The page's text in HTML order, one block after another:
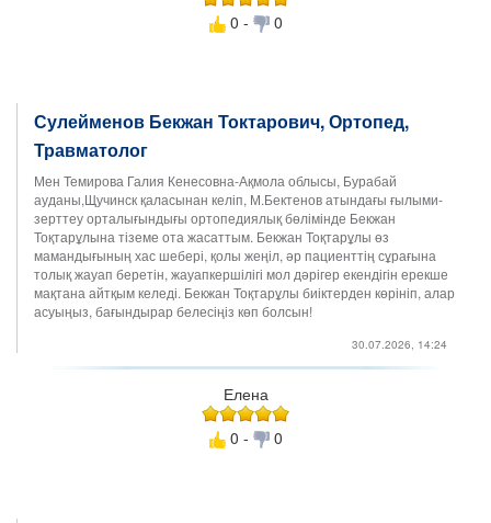
0 -
0
Сулейменов Бекжан Токтарович, Ортопед,
Травматолог
Мен Темирова Галия Кенесовна-Ақмола облысы, Бурабай
ауданы,Щучинск қаласынан келіп, М.Бектенов атындағы ғылыми-
зерттеу орталығындығы ортопедиялық бөлімінде Бекжан
Тоқтарұлына тіземе ота жасаттым. Бекжан Тоқтарұлы өз
мамандығының хас шебері, қолы жеңіл, әр пациенттің сұрағына
толық жауап беретін, жауапкершілігі мол дәрігер екендігін ерекше
мақтана айтқым келеді. Бекжан Тоқтарұлы биіктерден көрініп, алар
асуыңыз, бағындырар белесіңіз көп болсын!
30.07.2026, 14:24
Елена
0 -
0